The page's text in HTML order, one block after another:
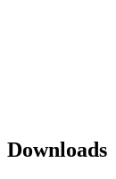
Downloads